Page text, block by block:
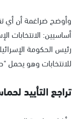
وأوضح ضراغمة أن أي
أساسيين: الانتخابات
رئيس الحكومة
للانتخابات وهو
تراجع التأييد